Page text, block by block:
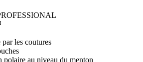
les coutures
polaire au niveau du menton